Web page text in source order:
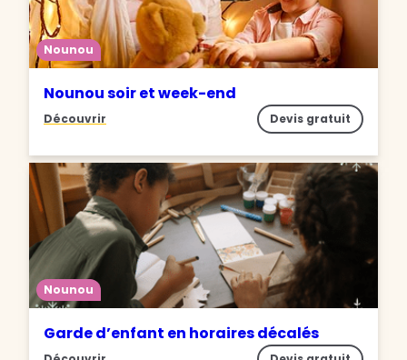
Nounou
Nounou soir et week-end
Découvrir Devis gratuit
Nounou
Garde d’enfant en horaires décalés